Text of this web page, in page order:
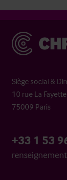
Christie & Co
Siège social &
10 rue La Fayette
75009 Paris
+33 1 53